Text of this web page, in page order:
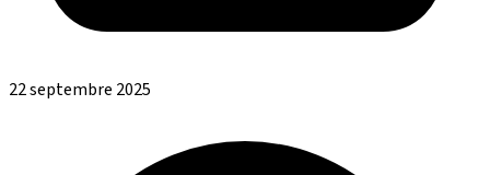
22 septembre 2025